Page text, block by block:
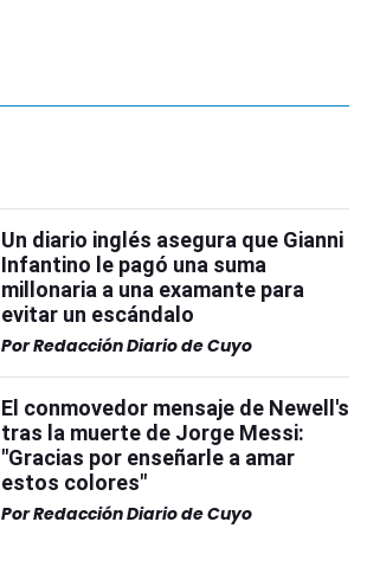
Un diario inglés asegura que Gianni
Infantino le pagó una suma
millonaria a una examante para
evitar un escándalo
PorRedacción Diario de Cuyo
El conmovedor mensaje de Newell's
tras la muerte de Jorge Messi:
"Gracias por enseñarle a amar
estos colores"
PorRedacción Diario de Cuyo